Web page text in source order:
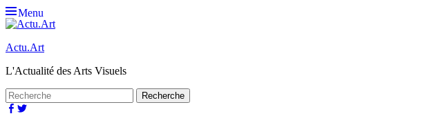
Menu
Actu.Art
L'Actualité des Arts Visuels
Recherche
pour:Facebook